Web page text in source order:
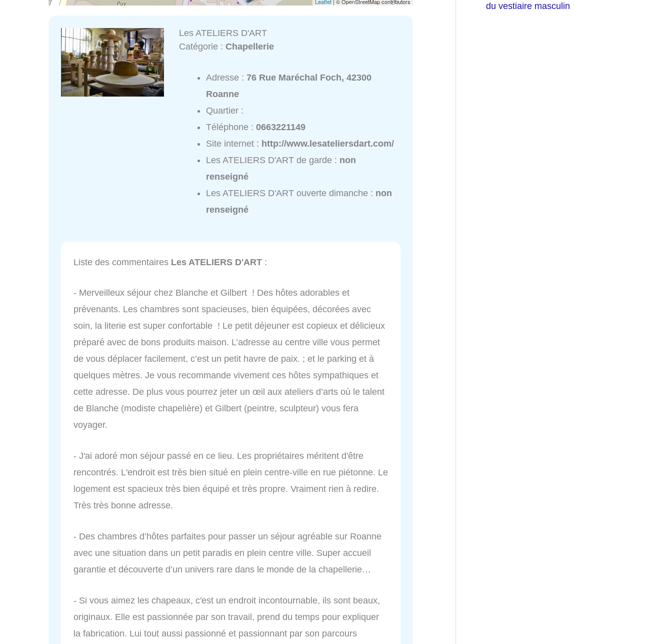
Les ATELIERS D'ART
Catégorie :Chapellerie
Adresse :76 Rue Maréchal Foch, 42300
Roanne
Quartier :
Téléphone :0663221149
Site internet : http://www.lesateliersdart.com/
Les ATELIERS D'ART de garde : non
renseigné
Les ATELIERS D'ART ouverte dimanche : non
renseigné
Liste des commentaires Les ATELIERS D'ART :
- Merveilleux séjour chez Blanche et Gilbert ! Des hôtes adorables et
prévenants. Les chambres sont spacieuses, bien équipées, décorées avec
soin, la literie est super confortable ! Le petit déjeuner est copieux et délicieux
préparé avec de bons produits maison. L’adresse au centre ville vous permet
de vous déplacer facilement, c’est un petit havre de paix. ; et le parking et à
quelques mètres. Je vous recommande vivement ces hôtes sympathiques et
cette adresse. De plus vous pourrez jeter un œil aux ateliers d’arts où le talent
de Blanche (modiste chapelière) et Gilbert (peintre, sculpteur) vous fera
voyager.
- J'ai adoré mon séjour passé en ce lieu. Les propriétaires méritent d'être
rencontrés. L'endroit est très bien situé en plein centre-ville en rue piétonne. Le
logement est spacieux très bien équipé et très propre. Vraiment rien à redire.
Très très bonne adresse.
- Des chambres d’hôtes parfaites pour passer un séjour agréable sur Roanne
avec une situation dans un petit paradis en plein centre ville. Super accueil
garantie et découverte d’un univers rare dans le monde de la chapellerie…
- Si vous aimez les chapeaux, c'est un endroit incontournable, ils sont beaux,
originaux. Elle est passionnée par son travail, prend du temps pour expliquer
la fabrication. Lui tout aussi passionné et passionnant par son parcours
du vestiaire masculin